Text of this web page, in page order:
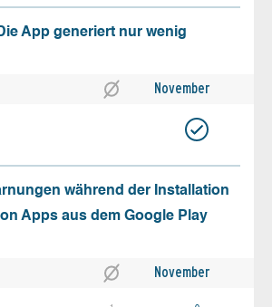
App generiert nur wenig
November
während der Installation
Apps aus dem Google Play
November